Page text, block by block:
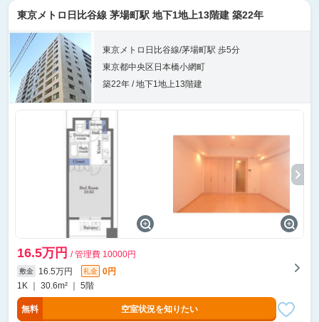
東京メトロ日比谷線 茅場町駅 地下1地上13階建 築22年
東京メトロ日比谷線/茅場町駅 歩5分
東京都中央区日本橋小網町
築22年 / 地下1地上13階建
16.5万円 / 管理費 10000円
敷金 16.5万円 礼金
0円
1K ｜ 30.6m² ｜ 5階
無料 空室状況を知りたい